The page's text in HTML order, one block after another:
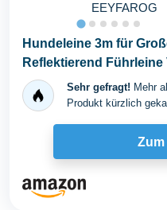
EEYFAROG
Hundeleine 3m für
Reflektierend
Sehr gefragt! Mehr
Produkt kürzlich